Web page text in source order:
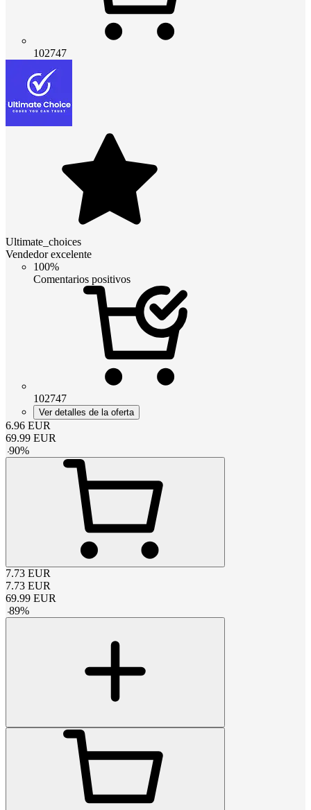
102747
Ultimate_choices
Vendedor excelente
100%
Comentarios positivos
102747
Ver detalles de la oferta
6.96 EUR
69.99 EUR
-90%
7.73 EUR
7.73 EUR
69.99 EUR
-89%